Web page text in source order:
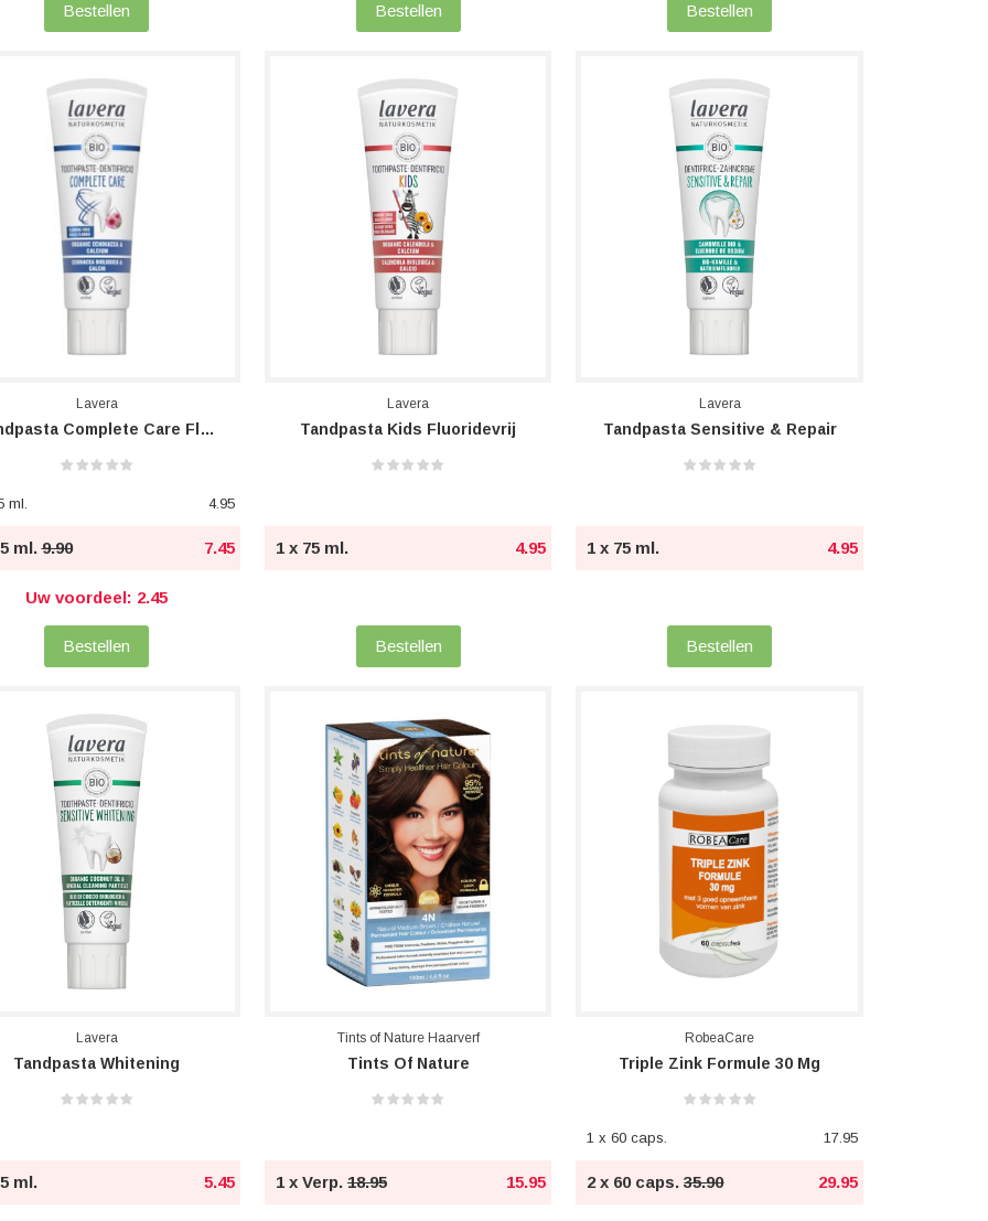
Bestellen Bestellen Bestellen
Lavera
Tandpasta Complete Care Fluoridevrij
ml. 4.95
ml.9.90 7.45
Uw voordeel: 2.45
Bestellen
Lavera
Tandpasta Kids Fluoridevrij
1 x 75 ml. 4.95
Bestellen
Lavera
Tandpasta Sensitive & Repair
1 x 75 ml. 4.95
Bestellen
Lavera
Tandpasta Whitening
ml. 5.45
Tints of Nature Haarverf
Tints Of Nature
1 x Verp. 18.95 15.95
RobeaCare
Triple Zink Formule 30 Mg
1 x 60 caps. 17.95
2 x 60 caps.35.90 29.95